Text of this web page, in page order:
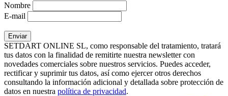
Nombre
E-mail
SETDART ONLINE SL, como responsable del tratamiento, tratará
tus datos con la finalidad de remitirte nuestra newsletter con
novedades comerciales sobre nuestros servicios. Puedes acceder,
rectificar y suprimir tus datos, así como ejercer otros derechos
consultando la información adicional y detallada sobre protección de
datos en nuestra política de privacidad.